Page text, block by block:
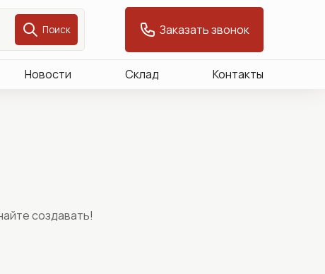
Поиск Заказать звонок
Новости Склад Контакты
создавать!